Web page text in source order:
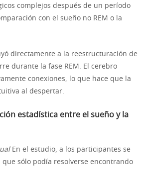
complejos después de un período
con el sueño no REM o la
directamente a la reestructuración de
durante la fase REM. El cerebro
conexiones, lo que hace que la
al despertar.
estadística entre el sueño y la
En el estudio, a los participantes se
que sólo podía resolverse encontrando